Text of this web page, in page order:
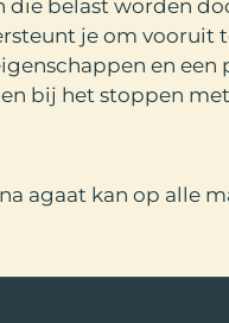
die belast worden
je om vooruit
en een
bij het stoppen
agaat kan op alle